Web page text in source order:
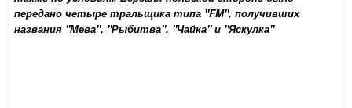
передано четыре тральщика типа "FM", получивших
названия "Мева", "Рыбитва", "Чайка" и "Яскулка"